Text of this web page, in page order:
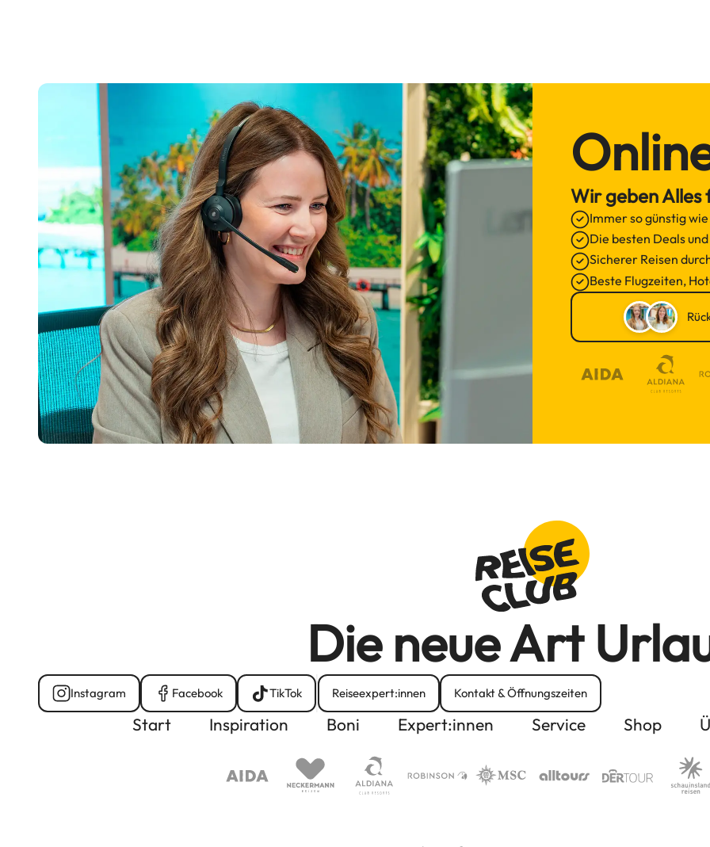
Wir geben Alles
Immer so günstig
Die besten Deals
Sicherer Reisen
Beste Flugzeiten,
Die neue Art
Instagram Facebook TikTok Reiseexpert:innen Kontakt & Öffnungszeiten
Start Inspiration Boni Expert:innen Service Shop